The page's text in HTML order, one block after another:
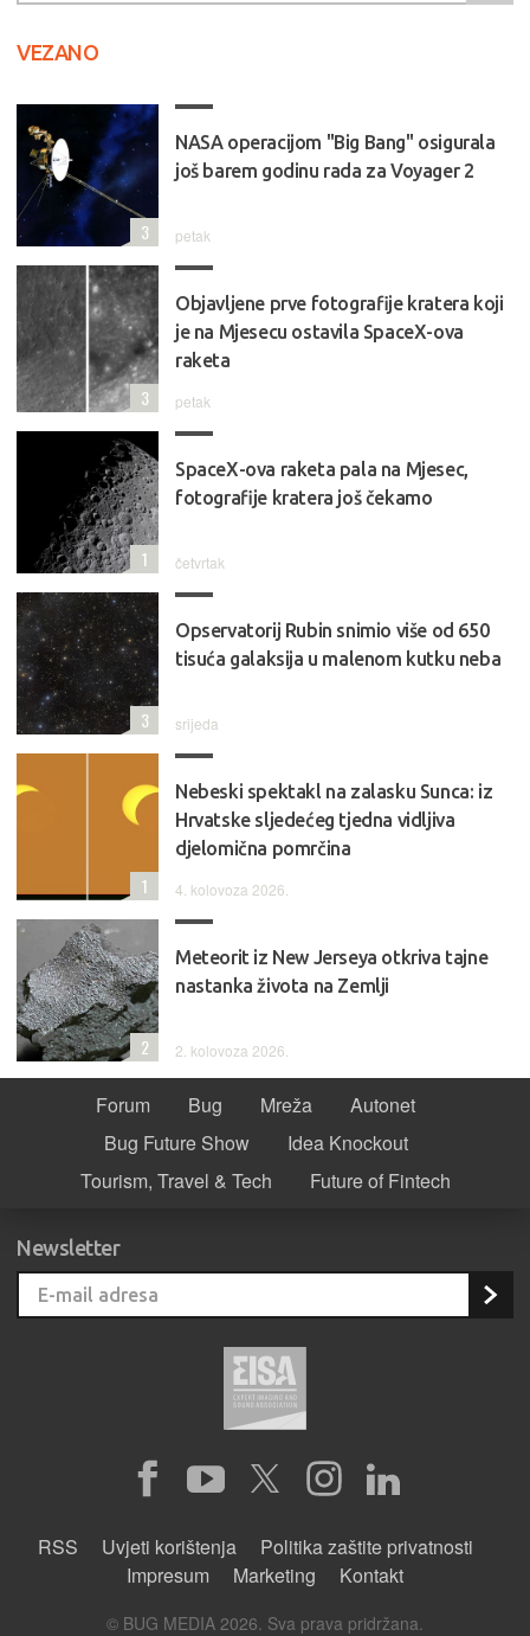
VEZANO
NASA operacijom "Big Bang" osigurala
još barem godinu rada za Voyager 2
petak
3
Objavljene prve fotografije kratera koji
je na Mjesecu ostavila SpaceX-ova
raketa
petak
3
SpaceX-ova raketa pala na Mjesec,
fotografije kratera još čekamo
četvrtak
1
Opservatorij Rubin snimio više od 650
tisuća galaksija u malenom kutku neba
srijeda
3
Nebeski spektakl na zalasku Sunca: iz
Hrvatske sljedećeg tjedna vidljiva
djelomična pomrčina
4. kolovoza 2026.
1
Meteorit iz New Jerseya otkriva tajne
nastanka života na Zemlji
2. kolovoza 2026.
2
Forum Bug Mreža
Autonet
Bug Future Show
Idea Knockout
Tourism, Travel & Tech
Future of Fintech
Newsletter
RSS Uvjeti korištenja
Politika zaštite privatnosti
Impresum
Marketing Kontakt
© BUG MEDIA 2026. Sva prava pridržana.